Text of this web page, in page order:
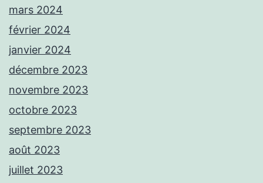
mars 2024
février 2024
janvier 2024
décembre 2023
novembre 2023
octobre 2023
septembre 2023
août 2023
juillet 2023